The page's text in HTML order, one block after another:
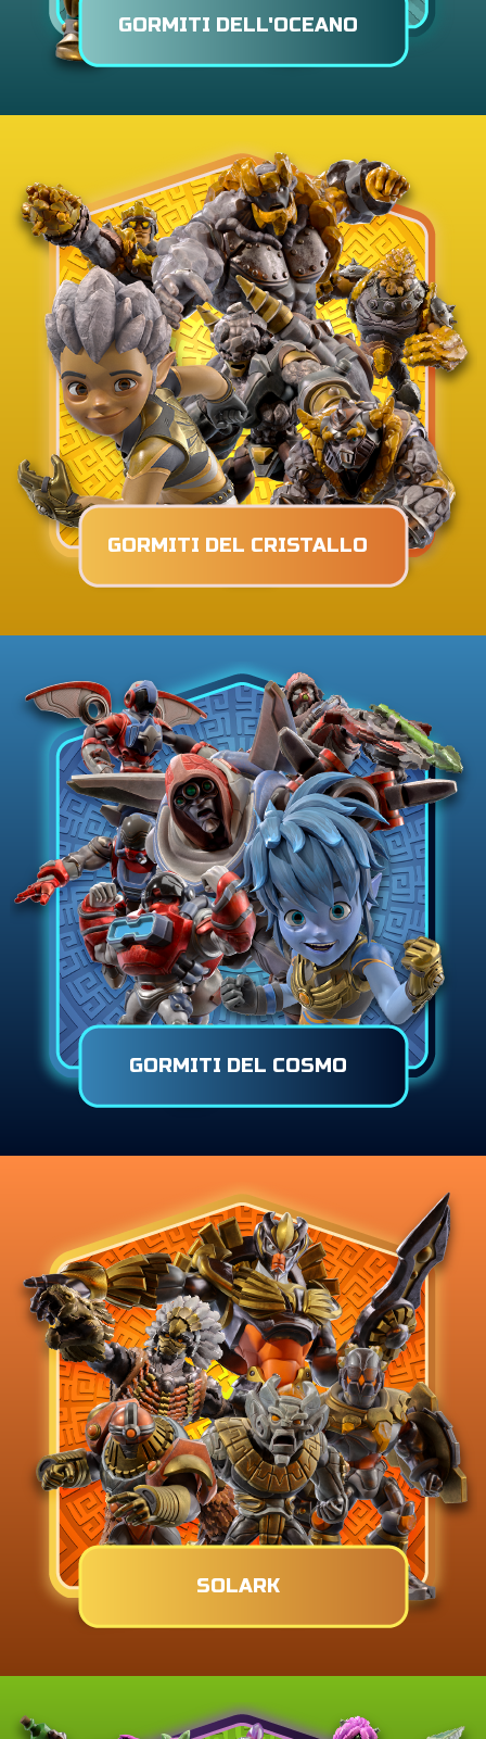
GORMITI DELL'OCEANO
GORMITI DEL CRISTALLO
GORMITI DEL COSMO
SOLARK